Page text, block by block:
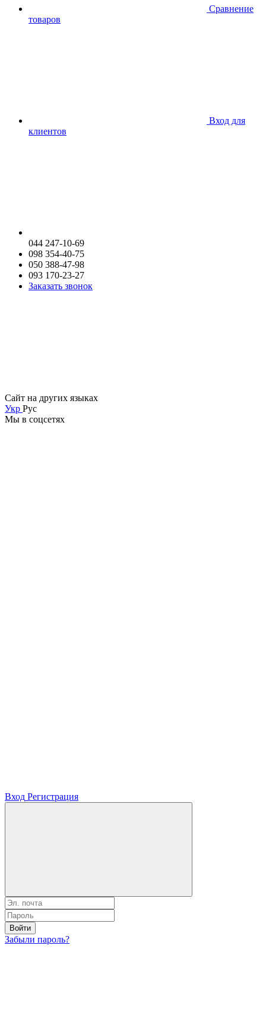
Сравнение
товаров
Вход для
клиентов
044 247-10-69
098 354-40-75
050 388-47-98
093 170-23-27
Заказать звонок
Сайт на других языках
Укр Рус
Мы в соцсетях
Вход Регистрация
Войти
Забыли пароль?